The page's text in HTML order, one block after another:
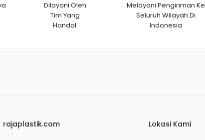
Dilayani Oleh
Tim Yang
Handal.
Melayani Pengiriman Ke
Seluruh Wilayah Di
Indonesia
rajaplastik.com Lokasi Kami